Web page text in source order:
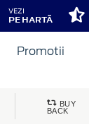
VEZI
PE HARTĂ
Promotii
BUY
BACK